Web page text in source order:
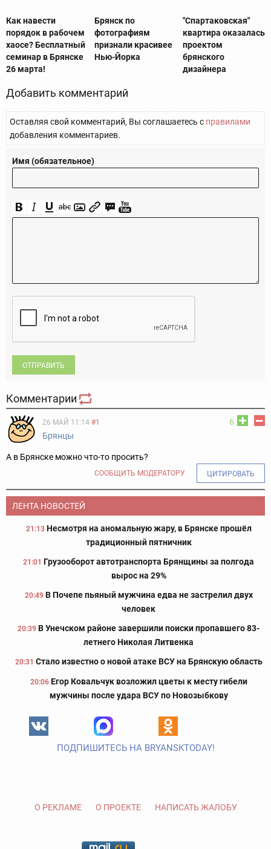
Как навести
порядок в рабочем
хаосе? Бесплатный
семинар в Брянске
26 марта!
Брянск по
фотографиям
признали красивее
Нью-Йорка
"Спартаковская"
квартира оказалась
проектом
брянского
дизайнера
Добавить комментарий
Оставляя свой комментарий, Вы соглашаетесь с правилами
добавления комментариев.
Имя (обязательное)
ОТПРАВИТЬ
Комментарии
6
26 МАЙ 11:14 #1
Бpянцы
А в Брянске можно что-то просить?
СООБЩИТЬ МОДЕРАТОРУ ЦИТИРОВАТЬ
ЛЕНТА НОВОСТЕЙ
21:13 Несмотря на аномальную жару, в Брянске прошёл
традиционный пятничник
21:01 Грузооборот автотранспорта Брянщины за полгода
вырос на 29%
20:49 В Почепе пьяный мужчина едва не застрелил двух
человек
20:39 В Унечском районе завершили поиски пропавшего 83-
летнего Николая Литвенка
20:31 Стало известно о новой атаке ВСУ на Брянскую область
20:06 Егор Ковальчук возложил цветы к месту гибели
мужчины после удара ВСУ по Новозыбкову
ПОДПИШИТЕСЬ НА BRYANSKTODAY!
О РЕКЛАМЕ О ПРОЕКТЕ НАПИСАТЬ ЖАЛОБУ